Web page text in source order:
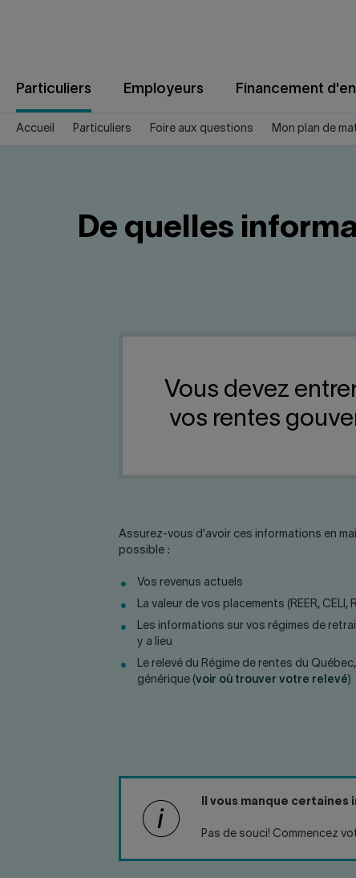
Particuliers Employeurs Financement
Accueil Particuliers Foire aux questions Mon plan de
De quelles
Vous devez
vos rentes
Assurez-vous d'avoir ces informations en
possible :
Vos revenus actuels
La valeur de vos placements (REER,
Les informations sur vos régimes de
y a lieu
Le relevé du Régime de rentes du
générique (voir où trouver votre relevé)
Il vous manque certaines
Pas de souci! Commencez